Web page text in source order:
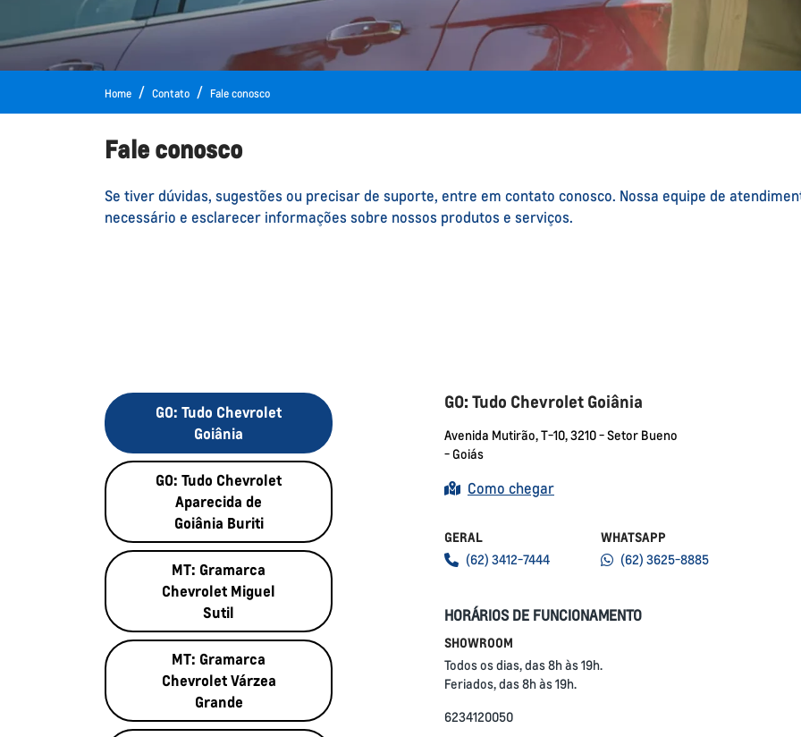
Home Contato Fale conosco
Fale conosco
Se tiver dúvidas, sugestões ou precisar de suporte, entre em contato conosco. Nossa equipe de
necessário e esclarecer informações sobre nossos produtos e serviços.
GO: Tudo Chevrolet
Goiânia
GO: Tudo Chevrolet
Aparecida de
Goiânia Buriti
MT: Gramarca
Chevrolet Miguel
Sutil
MT: Gramarca
Chevrolet Várzea
Grande
GO: Tudo Chevrolet Goiânia
Avenida Mutirão, T-10, 3210 - Setor Bueno
- Goiás
Como chegar
GERAL
(62) 3412-7444
WHATSAPP
(62) 3625-8885
HORÁRIOS DE FUNCIONAMENTO
SHOWROOM
Todos os dias, das 8h às 19h.
Feriados, das 8h às 19h.
6234120050